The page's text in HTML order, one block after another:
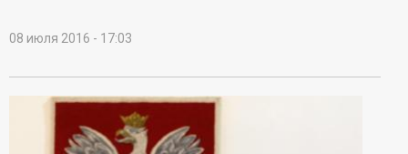
08 июля 2016 - 17:03